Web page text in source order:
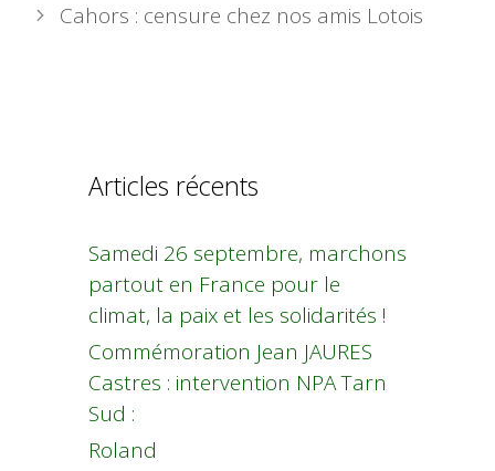
Cahors : censure chez nos amis Lotois
Articles récents
Samedi 26 septembre, marchons
partout en France pour le
climat, la paix et les solidarités !
Commémoration Jean JAURES
Castres : intervention NPA Tarn
Sud :
Roland